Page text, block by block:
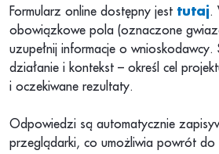
Formularz online dostępny jest tutaj.
obowiązkowe pola (oznaczone
uzupełnij informacje o
działanie i kontekst – określ cel
i oczekiwane rezultaty.
Odpowiedzi są automatycznie
przeglądarki, co umożliwia powrót do